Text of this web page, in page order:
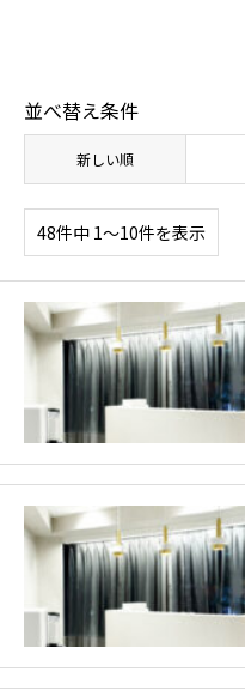
並べ替え条件
新しい順
48件中 1〜10件を表示